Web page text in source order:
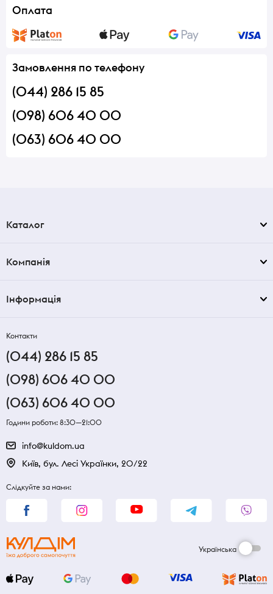
Оплата
Замовлення по телефону
(044) 286 15 85
(098) 606 40 00
(063) 606 40 00
Каталог
Компанія
Інформація
Контакти
(044) 286 15 85
(098) 606 40 00
(063) 606 40 00
Години роботи: 8:30—21:00
info@kuldom.ua
Київ, бул. Лесі Українки, 20/22
Слідкуйте за нами:
Українська